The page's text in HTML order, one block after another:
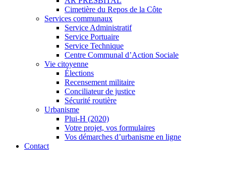
Cimetière du Repos de la Côte
Services communaux
Service Administratif
Service Portuaire
Service Technique
Centre Communal d’Action Sociale
Vie citoyenne
Élections
Recensement militaire
Conciliateur de justice
Sécurité routière
Urbanisme
Plui-H (2020)
Votre projet, vos formulaires
Vos démarches d’urbanisme en ligne
Contact